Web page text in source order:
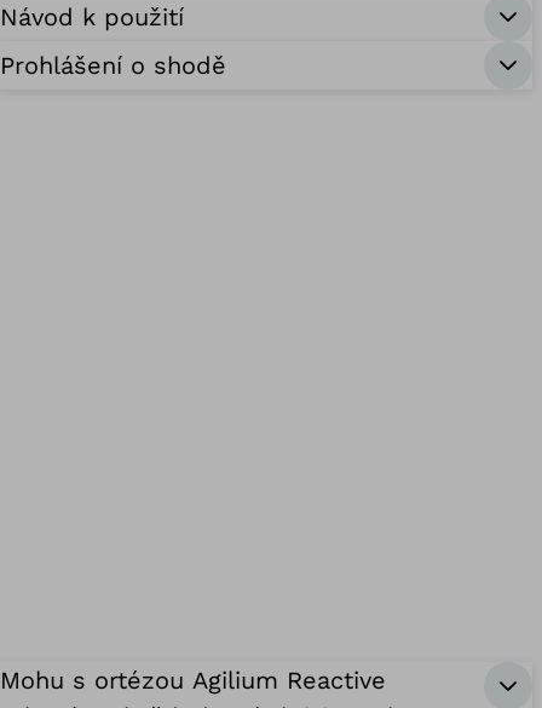
Návod k použití
Prohlášení o shodě
Mohu s ortézou Agilium Reactive